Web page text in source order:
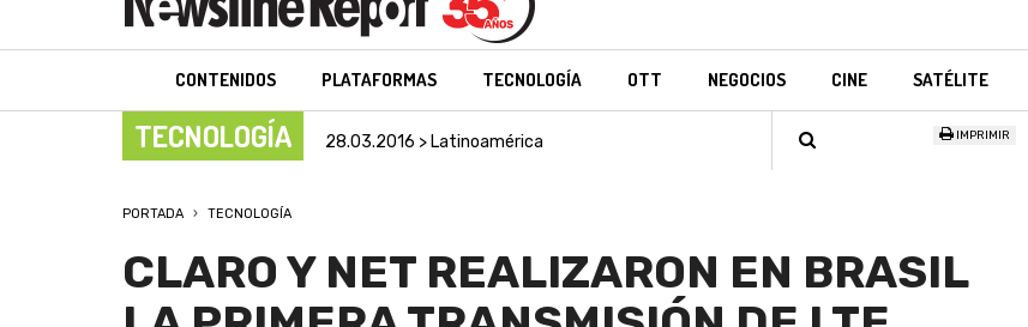
CONTENIDOS PLATAFORMAS TECNOLOGÍA OTT NEGOCIOS CINE SATÉLITE
TECNOLOGÍA 28.03.2016 > Latinoamérica IMPRIMIR
PORTADA TECNOLOGÍA
CLARO Y NET REALIZARON EN BRASIL